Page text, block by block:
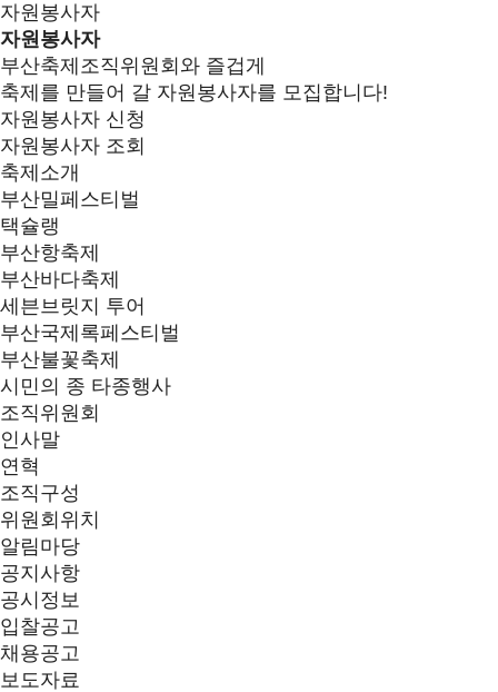
자원봉사자
자원봉사자
부산축제조직위원회와 즐겁게
축제를 만들어 갈 자원봉사자를 모집합니다!
자원봉사자 신청
자원봉사자 조회
축제소개
부산밀페스티벌
택슐랭
부산항축제
부산바다축제
세븐브릿지 투어
부산국제록페스티벌
부산불꽃축제
시민의 종 타종행사
조직위원회
인사말
연혁
조직구성
위원회위치
알림마당
공지사항
공시정보
입찰공고
채용공고
보도자료